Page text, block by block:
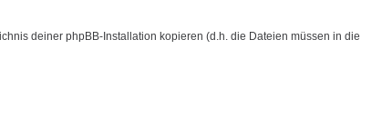
deiner phpBB-Installation kopieren (d.h. die Dateien müssen in die